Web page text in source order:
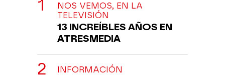
NOS VEMOS, EN LA
TELEVISIÓN
13 INCREÍBLES AÑOS EN
ATRESMEDIA
INFORMACIÓN